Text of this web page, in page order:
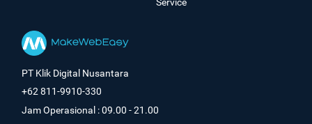
PT Klik Digital Nusantara
+62 811-9910-330
Jam Operasional : 09.00 - 21.00